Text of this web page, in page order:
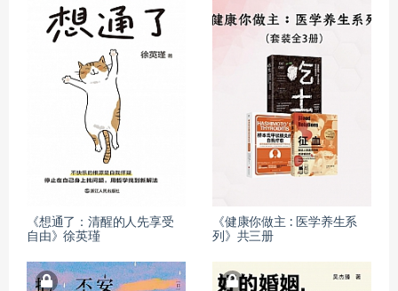
《想通了：清醒的人先享受
自由》徐英瑾
《健康你做主 : 医学养生系
列》共三册